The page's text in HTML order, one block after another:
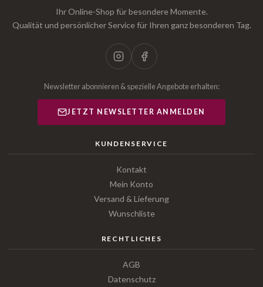
Ihr Online-Shop für besondere Momente.
Qualität und persönlicher Service für Ihren ganz besonderen Tag.
Newsletter abonnieren & spezielle Angebote erhalten:
JETZT NEWSLETTER ANMELDEN
KUNDENSERVICE
Kontakt
Mein Konto
Versand & Lieferung
Wunschliste
RECHTLICHES
AGB
Datenschutz